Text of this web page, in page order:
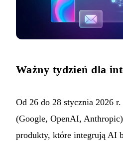
Ważny tydzień dla
Od 26 do 28 stycznia 2026
(Google, OpenAI,
produkty, które integrują AI